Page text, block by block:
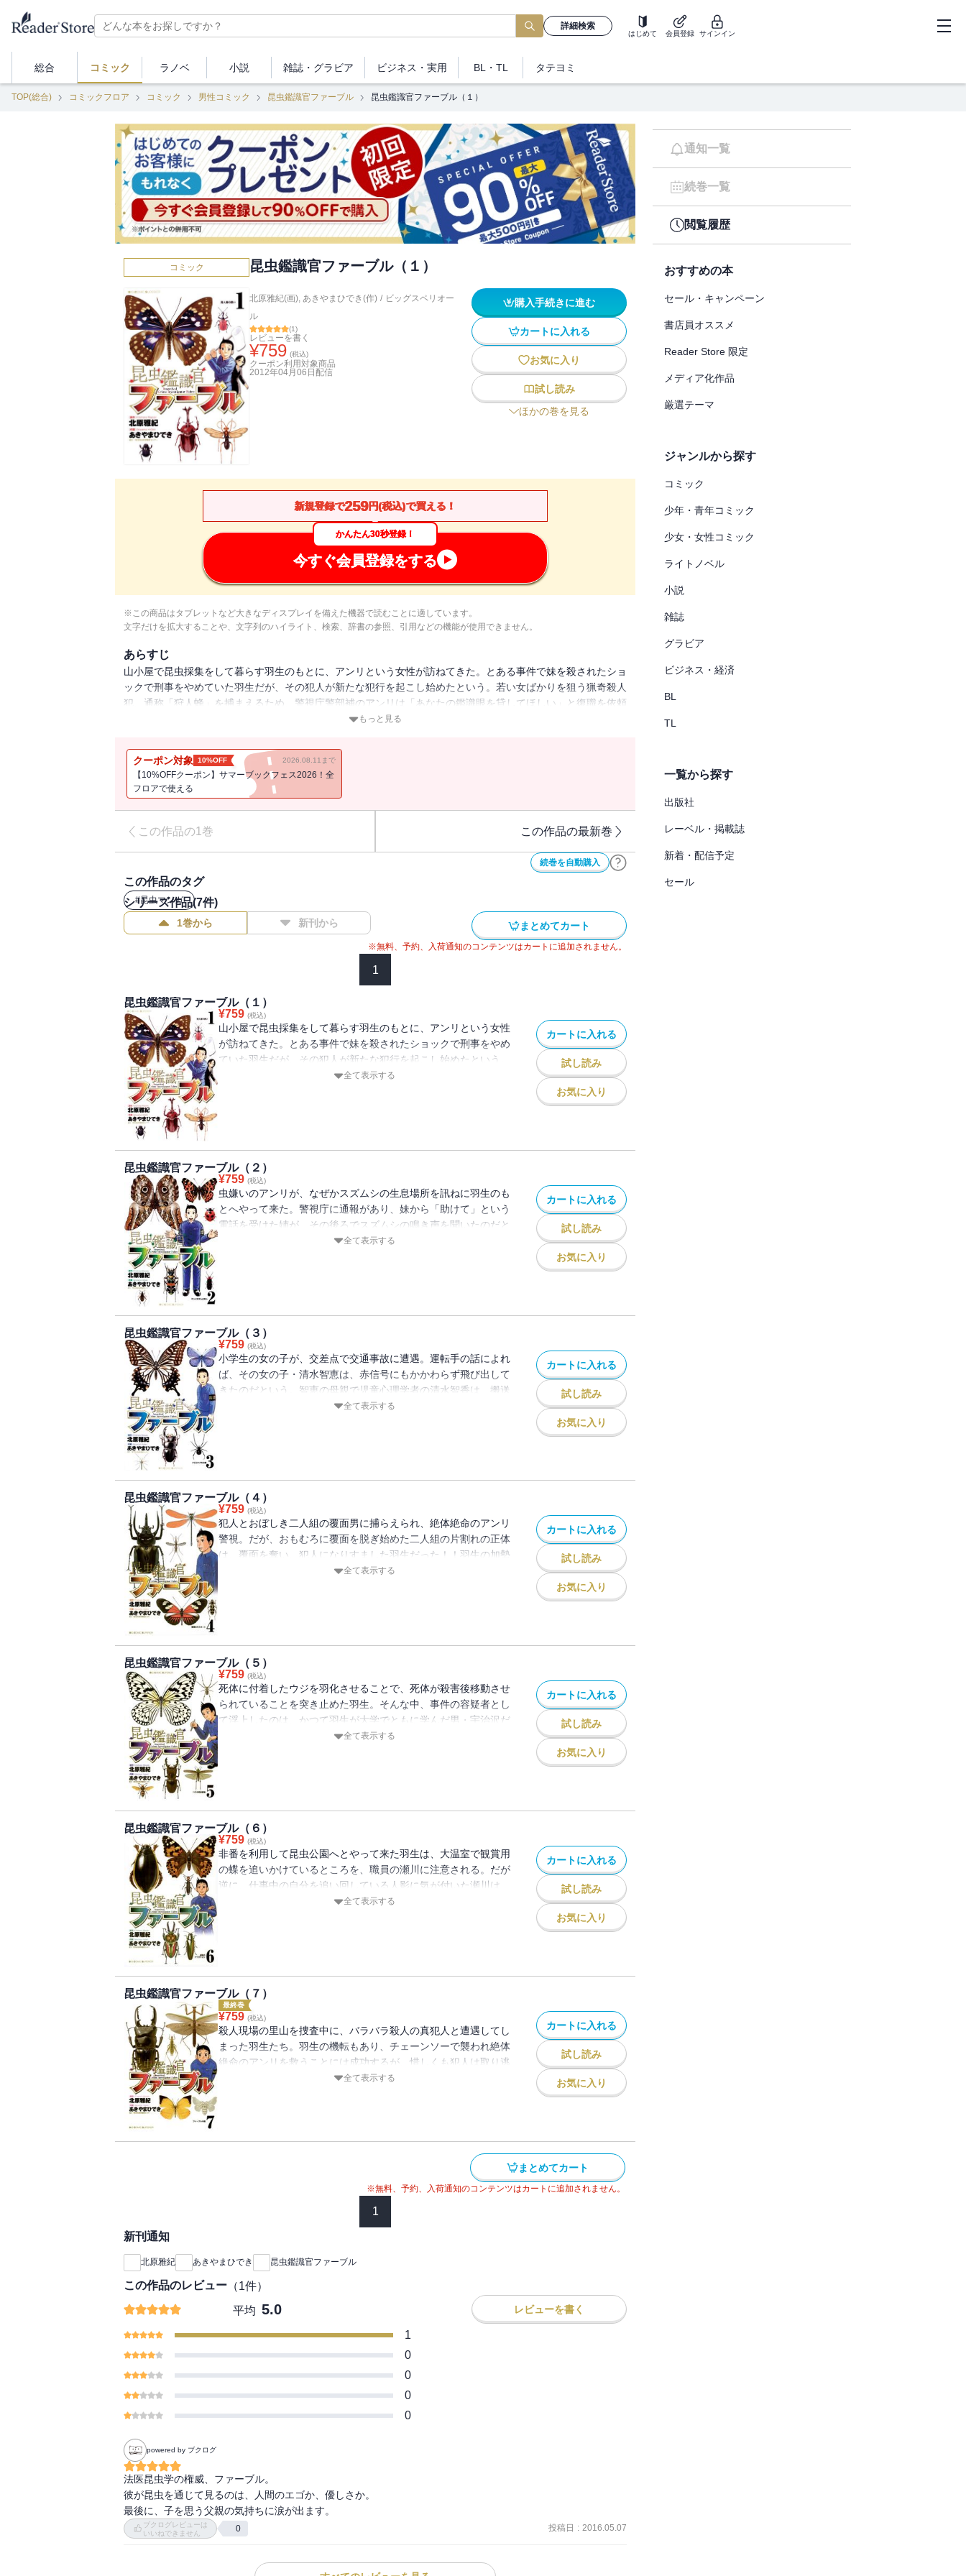
詳細検索
はじめて 会員登録 サインイン
総合 コミック ラノベ 小説 雑誌・ グラビア ビジネス ・実用 BL・TL タテヨミ
TOP(総合) コミックフロア コミック 男性コミック 昆虫鑑識官ファーブル 昆虫鑑識官ファーブル（１）
コミック 昆虫鑑識官ファーブル（１）
北原雅紀(画), あきやまひでき(作) / ビッグスペリオー
ル
(1)
レビューを書く
¥759 (税込)
クーポン利用対象商品
2012年04月06日 配信
購入手続きに進む
カートに入れる
お気に入り
試し読み
ほかの巻を見る
新規登録で259円(税込)で買える！
かんたん30秒登録！
今すぐ会員登録をする
※この商品はタブレットなど大きなディスプレイを備えた機器で読むことに適しています。
文字だけを拡大することや、文字列のハイライト、検索、辞書の参照、引用などの機能が使用できません。
あらすじ
山小屋で昆虫採集をして暮らす羽生のもとに、アンリという女性が訪ねてきた。とある事件で妹を殺されたショ
ックで刑事をやめていた羽生だが、その犯人が新たな犯行を起こし始めたという。若い女ばかりを狙う猟奇殺人
犯、通称「狩人蜂」を捕まえるため、警視庁警部補のアンリは「あなたの鑑識眼を貸してほしい」と復職を依頼
もっと見る
クーポン対象 10%OFF 2026.08.11まで
【10%OFFクーポン】サマーブックフェス2026！全
フロアで使える
この作品の1巻 この作品の最新巻
続巻を自動購入
この作品のタグ
#昆虫マンガ
シリーズ作品(7件)
1巻から 新刊から まとめてカート
※無料、予約、入荷通知のコンテンツはカートに追加されません。
1
昆虫鑑識官ファーブル（１）
¥759 (税込)
山小屋で昆虫採集をして暮らす羽生のもとに、アンリという女性
が訪ねてきた。とある事件で妹を殺されたショックで刑事をやめ
ていた羽生だが、その犯人が新たな犯行を起こし始めたという。
若い女ばかりを狙う猟奇殺人犯、通称「狩人蜂」を捕まえるた
全て表示する
カートに入れる
試し読み
お気に入り
昆虫鑑識官ファーブル（２）
¥759 (税込)
虫嫌いのアンリが、なぜかスズムシの生息場所を訊ねに羽生のも
とへやって来た。警視庁に通報があり、妹から「助けて」という
電話を受けた姉が、その後ろでスズムシの鳴き声を聞いたのだと
いう。それを聞いた羽生は「彼女はもう生きてはいないだろう」
全て表示する
カートに入れる
試し読み
お気に入り
昆虫鑑識官ファーブル（３）
¥759 (税込)
小学生の女の子が、交差点で交通事故に遭遇。運転手の話によれ
ば、その女の子・清水智恵は、赤信号にもかかわらず飛び出して
きたのだという。智恵の母親で児童心理学者の清水智香は、搬送
先の病院に駆けつけたものの、娘の無事を確かめると、すぐさま
全て表示する
カートに入れる
試し読み
お気に入り
昆虫鑑識官ファーブル（４）
¥759 (税込)
犯人とおぼしき二人組の覆面男に捕らえられ、絶体絶命のアンリ
警視。だが、おもむろに覆面を脱ぎ始めた二人組の片割れの正体
は、覆面を奪い、犯人になりすました羽生だった！！羽生の加勢
で形勢は逆転するものの、結局もうひとりの犯人には逃げられて
全て表示する
カートに入れる
試し読み
お気に入り
昆虫鑑識官ファーブル（５）
¥759 (税込)
死体に付着したウジを羽化させることで、死体が殺害後移動させ
られていることを突き止めた羽生。そんな中、事件の容疑者とし
て浮上したのは、かつて羽生が大学でともに学んだ男・宇治沢だ
った。自分が知る宇治沢の性格から、被害者とのトラブルも充分
全て表示する
カートに入れる
試し読み
お気に入り
昆虫鑑識官ファーブル（６）
¥759 (税込)
非番を利用して昆虫公園へとやって来た羽生は、大温室で観賞用
の蝶を追いかけているところを、職員の瀬川に注意される。だが
逆に、仕事中の自分を追い回している人影に気が付いた瀬川は、
自分が警察官であると名乗った羽生にストーカー被害の相談を持
全て表示する
カートに入れる
試し読み
お気に入り
昆虫鑑識官ファーブル（７）
最終巻
¥759 (税込)
殺人現場の里山を捜査中に、バラバラ殺人の真犯人と遭遇してし
まった羽生たち。羽生の機転もあり、チェーンソーで襲われ絶体
絶命のアンリを救うことには成功するが、惜しくも犯人は取り逃
がしてしまう。同じ現場で容疑者と目されていた男が死体で見つ
全て表示する
カートに入れる
試し読み
お気に入り
まとめてカート
※無料、予約、入荷通知のコンテンツはカートに追加されません。
1
新刊通知
北原雅紀 あきやまひでき 昆虫鑑識官ファーブル
この作品のレビュー （1件）
平均 5.0 レビューを書く
1
0
0
0
0
powered by ブクログ
法医昆虫学の権威、ファーブル。
彼が昆虫を通じて見るのは、人間のエゴか、優しさか。
最後に、子を思う父親の気持ちに涙が出ます。
ブクログレビューは
いいねできません
0 投稿日 : 2016.05.07
通知一覧
続巻一覧
閲覧履歴
おすすめの本
セール・キャンペーン
書店員オススメ
Reader Store 限定
メディア化作品
厳選テーマ
ジャンルから探す
コミック
少年・青年コミック
少女・女性コミック
ライトノベル
小説
雑誌
グラビア
ビジネス・経済
BL
TL
一覧から探す
出版社
レーベル・掲載誌
新着・配信予定
セール